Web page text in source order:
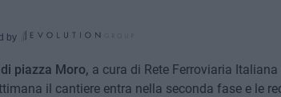
by
piazza Moro, a cura di Rete Ferroviaria Italiana
il cantiere entra nella seconda fase e le